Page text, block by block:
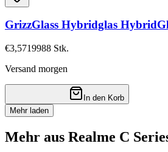
GrizzGlass Hybridglas
€3,5719988 Stk.
Versand morgen
In den Korb
Mehr laden
Mehr aus Realme C